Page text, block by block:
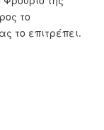
το
το επιτρέπει.